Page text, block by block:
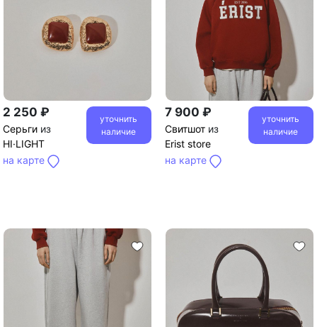
2 250 ₽
Серьги из
HI·LIGHT
на карте
уточнить
наличие
7 900 ₽
Свитшот из
Erist store
на карте
уточнить
наличие